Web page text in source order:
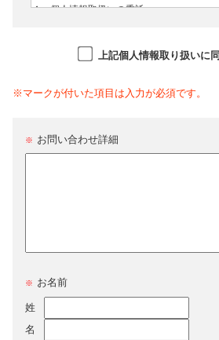
上記個人情報取り扱いに
※マークが付いた項目は入力が必須です。
※ お問い合わせ詳細
※ お名前
姓
名